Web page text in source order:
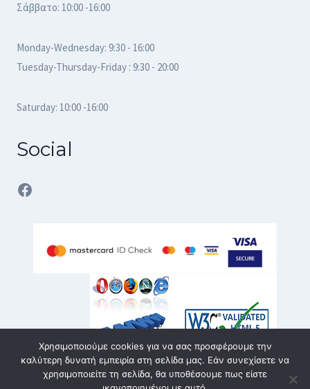
Σάββατο: 10:00 -16:00
Monday-Wednesday: 9:30 - 16:00
Tuesday-Thursday-Friday : 9:30 - 20:00
Saturday: 10:00 -16:00
Social
Facebook
Χρησιμοποιούμε cookies για να σας προσφέρουμε την
καλύτερη δυνατή εμπειρία στη σελίδα μας. Εάν συνεχίσετε να
χρησιμοποιείτε τη σελίδα, θα υποθέσουμε πως είστε